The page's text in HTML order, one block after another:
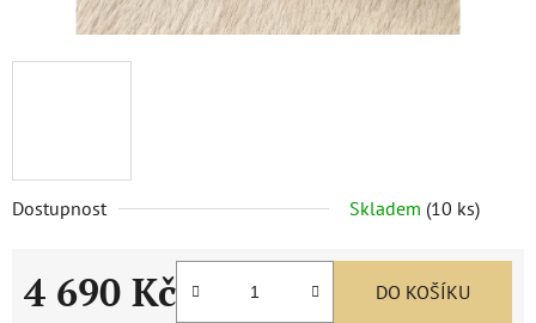
Dostupnost Skladem (10 ks)
4 690 Kč DO KOŠÍKU